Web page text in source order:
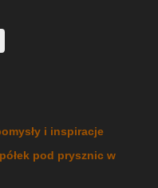
i inspiracje
pod prysznic w